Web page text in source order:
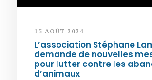
15 AOÛT 2024
L’association Stéphane
demande de nouvelles
pour lutter contre les
d’animaux